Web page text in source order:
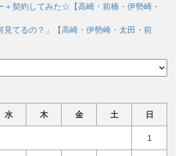
＋契約してみた☆【高崎・前橋・伊勢崎・
見てるの？」【高崎・伊勢崎・太田・前
水 木 金 土 日
1